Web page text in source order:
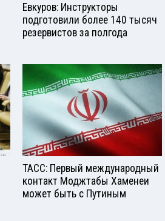
Евкуров: Инструкторы
подготовили более 140 тысяч
резервистов за полгода
ТАСС: Первый международный
контакт Моджтабы Хаменеи
может быть с Путиным